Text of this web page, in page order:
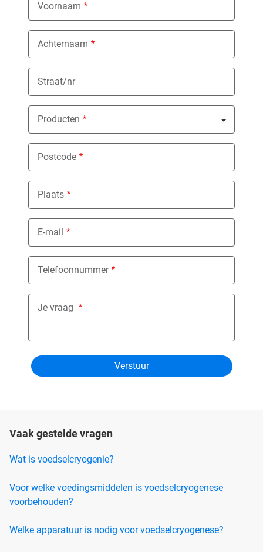
Voornaam
Achternaam
Straat/nr
Producten
Nothing selected
Postcode
Plaats
E-mail
Telefoonnummer
Je vraag
Vaak gestelde vragen
Wat is voedselcryogenie?
Voor welke voedingsmiddelen is voedselcryogenese
voorbehouden?
Welke apparatuur is nodig voor voedselcryogenese?